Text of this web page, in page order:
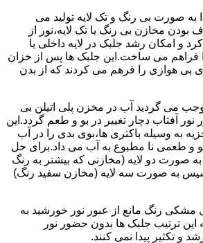
به صورت بی رنگ و تک لایه تولید می
مخازن بی رنگ یا تک لایه،نور از
و امکان رشد جلبک در لایه داخلی یا
فراهم می ساخت.این جلبک ها پس از خزان
بی هوازی را فرهم می کردند که از بدن
می گردید آب در مخزن پلی اتیلن بی
نور آفتاب دچار تغییر در بو و طعم گردد.این
به وسیله باکتری ها،بوی بدی را در آب
و طعمی نا مطبوع به آب می داد.برای حل
صورت دو لایه (مخازنی که بیشتر به رنگ
سپس به صورت سه لایه (مخازن سفید رنگ)
مشکی رنگ مانع از عبور نور خورشید به
ترتیب جلبک ها بدون حضور نور
و تکثیر پیدا نمی کنند.